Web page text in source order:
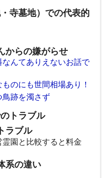
寺墓地）での代表的
からの嫌がらせ
んてありえないお話で
のにも世間相場あり！
跡を濁さず
トラブル
ラブル
園と比較すると料金
系の違い